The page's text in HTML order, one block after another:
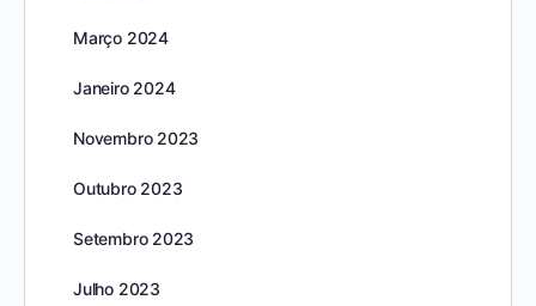
Março 2024
Janeiro 2024
Novembro 2023
Outubro 2023
Setembro 2023
Julho 2023